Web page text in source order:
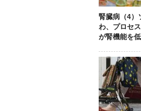
腎臓病（4）
わ、プロセ
が腎機能を